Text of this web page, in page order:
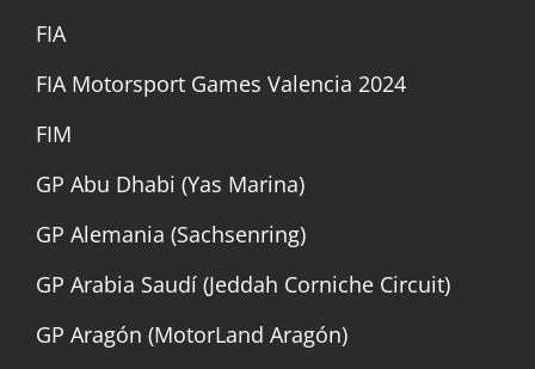
FIA
FIA Motorsport Games Valencia 2024
FIM
GP Abu Dhabi (Yas Marina)
GP Alemania (Sachsenring)
GP Arabia Saudí (Jeddah Corniche Circuit)
GP Aragón (MotorLand Aragón)